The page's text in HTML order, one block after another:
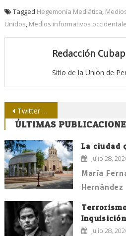
Tagged Hegemonía Mediática,
Unidos, Medios informativos
Redacción
Sitio de la Unión de
Navegación
de
entradas
Twitter estrena nueva característica, ‘Moments’
ÚLTIMAS
La ciudad
julio 28,
María
Hernández
julio 28,